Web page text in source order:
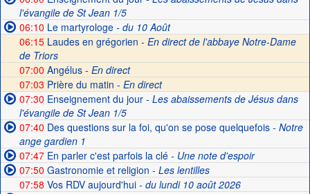
l'évangile de St Jean 1/5
06:10 Le martyrologe - du 10 Août
06:15 Laudes en grégorien - En direct de l'abbaye Notre-Dame
de Triors
07:00 Angélus - En direct
07:03 Prière du matin - En direct
07:30 Enseignement du jour - Les abaissements de Jésus dans
l'évangile de St Jean 1/5
07:40 Des questions sur la foi, qu'on se pose quelquefois - Notre
ange gardien 1
07:47 En parler c'est parfois la clé - Une note d'espoir
07:50 Gastronomie et religion - Les lentilles
07:58 Vos RDV aujourd'hui - du lundi 10 août 2026